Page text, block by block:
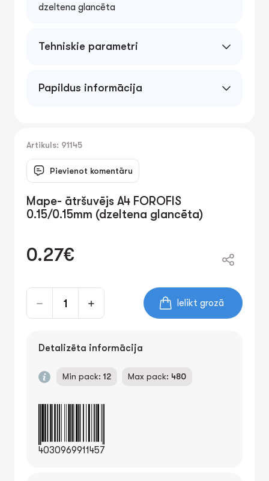
dzeltena glancēta
Tehniskie parametri
Papildus informācija
Artikuls: 91145
Pievienot komentāru
Mape- ātršuvējs A4 FOROFIS
0.15/0.15mm (dzeltena glancēta)
0.27€
Ielikt grozā
Detalizēta informācija
Min pack: 12 Max pack: 480
4030969911457